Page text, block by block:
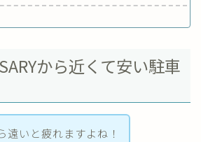
から近くて安い駐車
遠いと疲れますよね！